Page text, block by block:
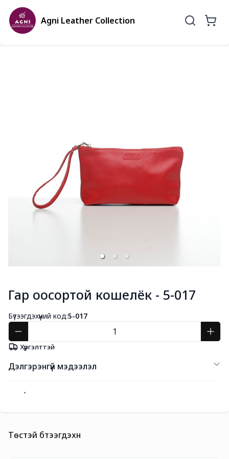
Agni Leather Collection
Гар оосортой кошелёк - 5-017
Бүтээгдэхүүний код:5-017
Хүргэлттэй
Дэлгэрэнгүй мэдээлэл
Төстэй бүтээгдэхүүн